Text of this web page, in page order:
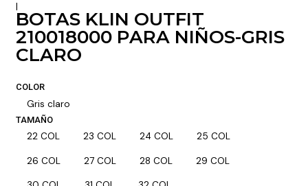
|
BOTAS KLIN OUTFIT
210018000 PARA NIÑOS-GRIS
CLARO
COLOR
Gris claro
TAMAÑO
22 COL 23 COL 24 COL 25 COL
26 COL 27 COL 28 COL 29 COL